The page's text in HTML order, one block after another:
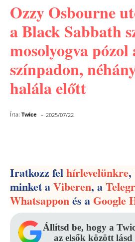
Ozzy Osbourne
a Black Sabbath
mosolyogva pózol
színpadon,
halála előtt
Írta: Twice - 2025/07/22
Iratkozz felhírlevelünkre,
minket aViberen, a
Whatsapponés aGoogle
Állítsd be, hogy a
az elsők között